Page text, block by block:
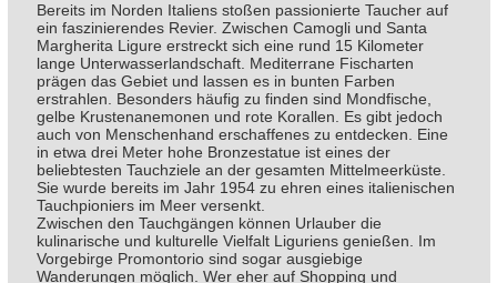
Bereits im Norden Italiens stoßen passionierte Taucher auf
ein faszinierendes Revier. Zwischen Camogli und Santa
Margherita Ligure erstreckt sich eine rund 15 Kilometer
lange Unterwasserlandschaft. Mediterrane Fischarten
prägen das Gebiet und lassen es in bunten Farben
erstrahlen. Besonders häufig zu finden sind Mondfische,
gelbe Krustenanemonen und rote Korallen. Es gibt jedoch
auch von Menschenhand erschaffenes zu entdecken. Eine
in etwa drei Meter hohe Bronzestatue ist eines der
beliebtesten Tauchziele an der gesamten Mittelmeerküste.
Sie wurde bereits im Jahr 1954 zu ehren eines italienischen
Tauchpioniers im Meer versenkt.
Zwischen den Tauchgängen können Urlauber die
kulinarische und kulturelle Vielfalt Liguriens genießen. Im
Vorgebirge Promontorio sind sogar ausgiebige
Wanderungen möglich. Wer eher auf Shopping und